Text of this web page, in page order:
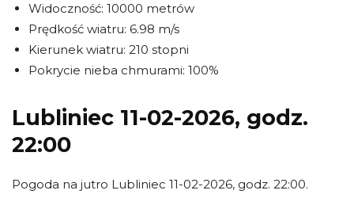
Widoczność: 10000 metrów
Prędkość wiatru: 6.98 m/s
Kierunek wiatru: 210 stopni
Pokrycie nieba chmurami: 100%
Lubliniec 11-02-2026, godz.
22:00
Pogoda na jutro Lubliniec 11-02-2026, godz. 22:00.